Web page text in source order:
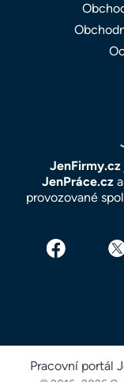
JenFirmy.cz
JenPráce.cza
provozované
Pracovní portál